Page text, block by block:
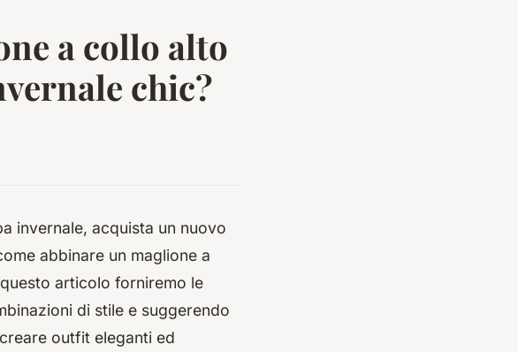
a collo alto
chic?
invernale, acquista un nuovo
abbinare un maglione a
articolo forniremo le
di stile e suggerendo
outfit eleganti ed